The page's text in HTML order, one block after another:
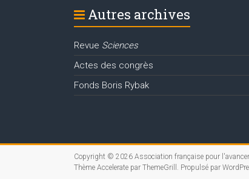
Autres archives
Revue Sciences
Actes des congrès
Fonds Boris Rybak
Copyright © 2026 Association française pour
Thème Accelerate par ThemeGrill. Propulsé par